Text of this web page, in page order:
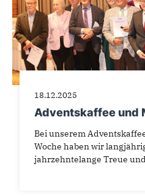
18.12.2025
Adventskaffee und
Bei unserem
Woche haben wir
jahrzehntelange Treue